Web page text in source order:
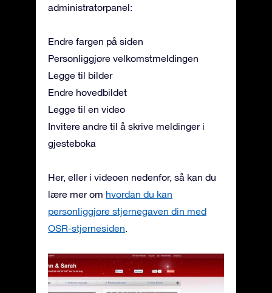
administratorpanel:
Endre fargen på siden
Personliggjøre velkomstmeldingen
Legge til bilder
Endre hovedbildet
Legge til en video
Invitere andre til å skrive meldinger i
gjesteboka
Her, eller i videoen nedenfor, så kan du
lære mer om hvordan du kan
personliggjøre stjernegaven din med
OSR-stjernesiden.